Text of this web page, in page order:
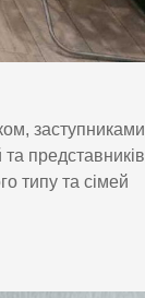
заступниками
представників
типу та сімей